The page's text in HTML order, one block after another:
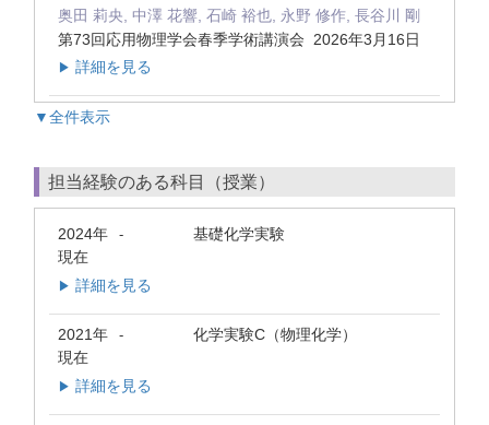
奥田 莉央, 中澤 花響, 石崎 裕也, 永野 修作, 長谷川 剛
第73回応用物理学会春季学術講演会 2026年3月16日
▶ 詳細を見る
▼全件表示
担当経験のある科目（授業）
2024年 -
現在
基礎化学実験
▶ 詳細を見る
2021年 -
現在
化学実験C（物理化学）
▶ 詳細を見る